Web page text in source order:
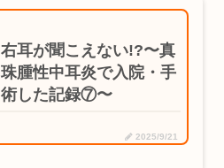
右耳が聞こえない!?〜真
珠腫性中耳炎で入院・手
術した記録⑦〜
2025/9/21